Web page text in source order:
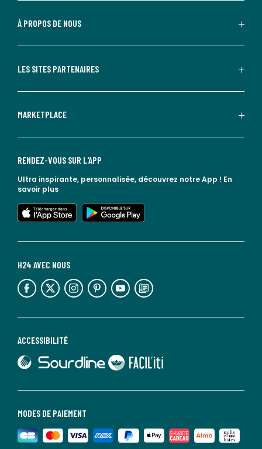
À PROPOS DE NOUS
LES SITES PARTENAIRES
MARKETPLACE
MODES DE PAIEMENT
ACCESSIBILITÉ
lien vers Sourdline
lien vers Faciliti
H24 AVEC NOUS
lien vers l'espace réseaux sociaux lien vers l'espace réseaux sociaux lien vers l'espace réseaux sociaux lien vers l'espace réseaux sociaux lien vers l'espace réseaux sociaux lien vers le blog la redoute
RENDEZ-VOUS SUR L'APP
Ultra inspirante, personnalisée, découvrez notre App ! En
savoir plus
lien vers l'app store
lien vers google play